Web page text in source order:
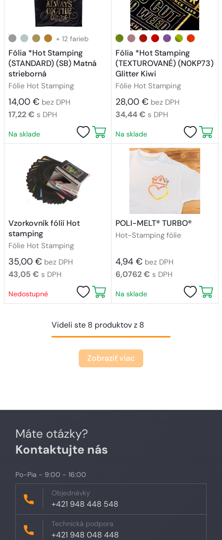
+ 12 farieb
Fólia *Hot Stamping
(STANDARD) (SB) Matná
strieborná
Fólie Hot Stamping
14,00 € bez DPH
17,22 € s DPH
Na sklade
Fólia *Hot Stamping
(TEXTUROVANÉ) (N0KP73)
Glitter Kiwi
Fólie Hot Stamping
28,00 € bez DPH
34,44 € s DPH
Na sklade
Vzorkovník fólií Hot
stamping
Fólie Hot Stamping
35,00 € bez DPH
43,05 € s DPH
Nedostupné
POLI-MELT® TURBO®
Hot-Stamping fólie
4,94 € bez DPH
6,0762 € s DPH
Na sklade
Videli ste 8 produktov z 8
Zobraziť viac
Máte otázky?
Kontaktujte nás
Po-Pia - 9:00 - 16:00
Objednávky
+421 948 448 548
Technická podpora
+421 948 048 448